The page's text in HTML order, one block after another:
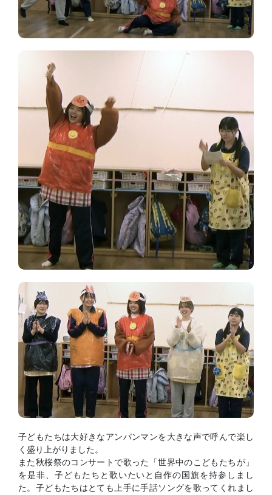
子どもたちは大好きなアンパンマンを大きな声で呼んで楽し
く盛り上がりました。
また秋桜祭のコンサートで歌った「世界中のこどもたちが」
を是非、子どもたちと歌いたいと自作の国旗を持参しまし
た。子どもたちはとても上手に手話ソングを歌ってくれまし